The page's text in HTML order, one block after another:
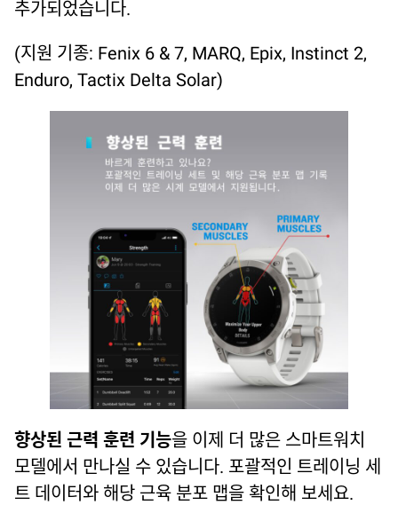
추가되었습니다.
(지원 기종: Fenix 6 & 7, MARQ, Epix, Instinct 2,
Enduro, Tactix Delta Solar)
향상된 근력 훈련 기능을 이제 더 많은 스마트워치
모델에서 만나실 수 있습니다. 포괄적인 트레이닝 세
트 데이터와 해당 근육 분포 맵을 확인해 보세요.